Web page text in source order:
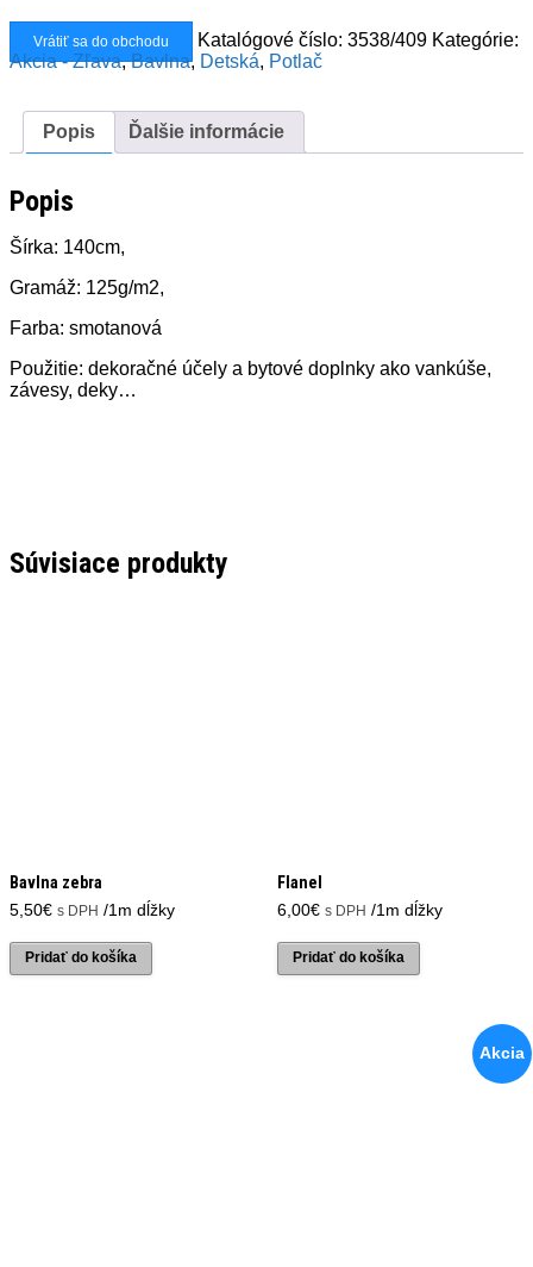
slony
Vrátiť sa do obchodu Katalógové číslo: 3538/409 Kategórie:
Akcia - Zľava,Bavlna, Detská, Potlač
Popis Ďalšie informácie
Popis
Šírka: 140cm,
Gramáž: 125g/m2,
Farba: smotanová
Použitie: dekoračné účely a bytové doplnky ako vankúše,
závesy, deky…
Súvisiace produkty
Bavlna zebra
5,50€ s DPH /1m dĺžky
Pridať do košíka
Flanel
6,00€ s DPH /1m dĺžky
Pridať do košíka
Akcia